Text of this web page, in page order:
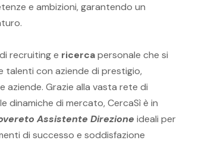
e ambizioni, garantendo un
di recruiting e ricercapersonale che si
con aziende di prestigio,
aziende. Grazie alla vasta rete di
di mercato, CercaSì è in
Assistente Direzione ideali per
di successo e soddisfazione